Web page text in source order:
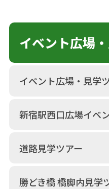
イベント広場
イベント広場・見学
新宿駅西口広場イベ
道路見学ツアー
勝どき橋 橋脚内見学